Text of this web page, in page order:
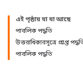
এই পৃষ্ঠায় যা যা আছে
পাবলিক পদ্ধতি
উত্তরাধিকারসূত্রে প্রাপ্ত
পাবলিক পদ্ধতি